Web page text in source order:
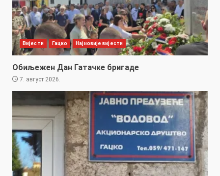
Вијести Гацко Најновије вијести
Обиљежен Дан Гатачке бригаде
7. август 2026.